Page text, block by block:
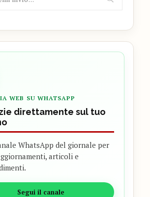
WEB SU WHATSAPP
direttamente sul tuo
WhatsApp del giornale per
articoli e
Segui il canale